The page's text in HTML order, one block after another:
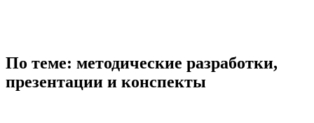
По теме: методические разработки,
презентации и конспекты